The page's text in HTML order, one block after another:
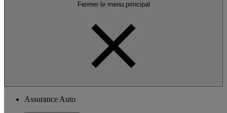
Fermer le menu principal
Assurance Auto